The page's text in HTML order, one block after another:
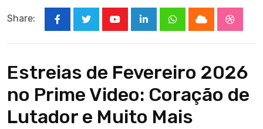
Share:
LinkedInWhatsappCloud
Estreias de Fevereiro 2026
no Prime Video: Coração de
Lutador e Muito Mais